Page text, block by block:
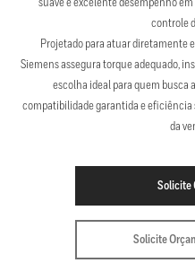
suave e excelente desempenho
controle
Projetado para atuar diretamente
Siemens assegura torque adequado,
escolha ideal para quem busca
compatibilidade garantida e
da
Solicite
Solicite